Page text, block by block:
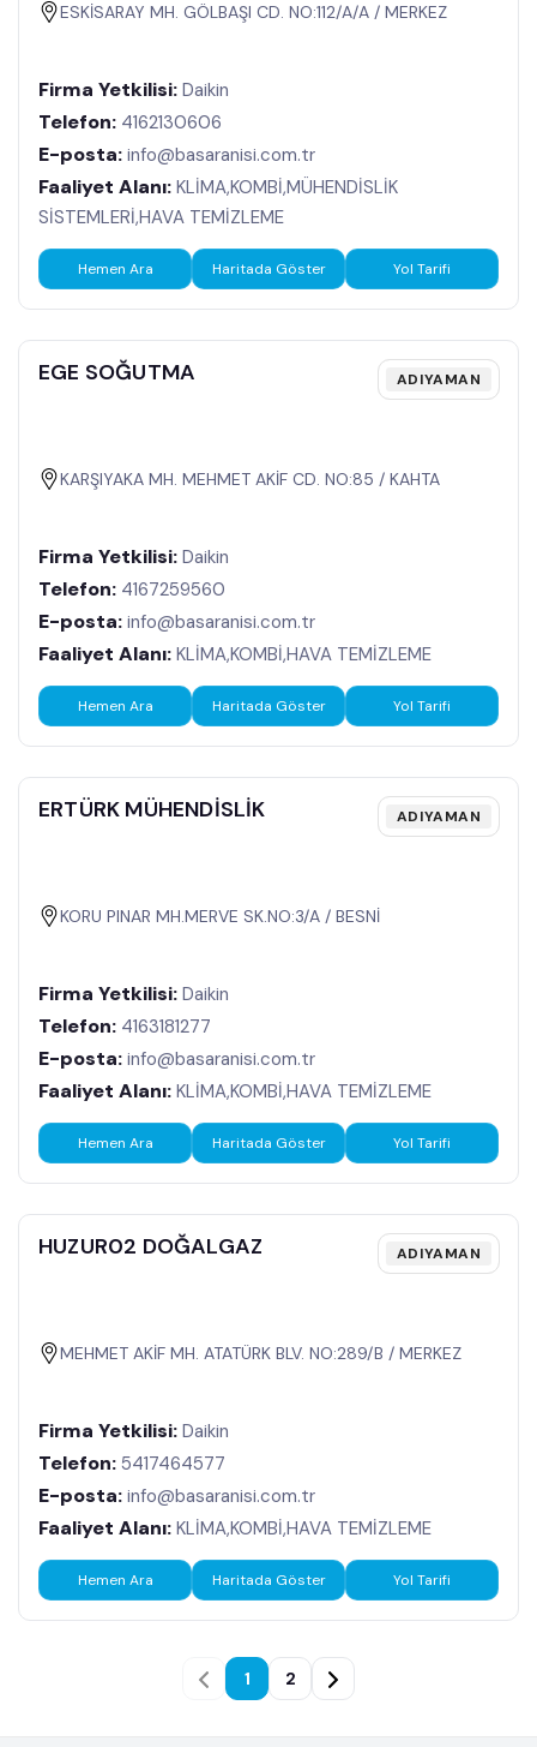
ESKİSARAY MH. GÖLBAŞI CD. NO:112/A/A / MERKEZ
Firma Yetkilisi: Daikin
Telefon: 4162130606
E-posta: info@basaranisi.com.tr
Faaliyet Alanı: KLİMA,KOMBİ,MÜHENDİSLİK
SİSTEMLERİ,HAVA TEMİZLEME
Hemen Ara Haritada Göster Yol Tarifi
ADIYAMAN
EGE SOĞUTMA
KARŞIYAKA MH. MEHMET AKİF CD. NO:85 / KAHTA
Firma Yetkilisi: Daikin
Telefon: 4167259560
E-posta: info@basaranisi.com.tr
Faaliyet Alanı: KLİMA,KOMBİ,HAVA TEMİZLEME
Hemen Ara Haritada Göster Yol Tarifi
ADIYAMAN
ERTÜRK MÜHENDİSLİK
KORU PINAR MH.MERVE SK.NO:3/A / BESNİ
Firma Yetkilisi: Daikin
Telefon: 4163181277
E-posta: info@basaranisi.com.tr
Faaliyet Alanı: KLİMA,KOMBİ,HAVA TEMİZLEME
Hemen Ara Haritada Göster Yol Tarifi
ADIYAMAN
HUZUR02 DOĞALGAZ
MEHMET AKİF MH. ATATÜRK BLV. NO:289/B / MERKEZ
Firma Yetkilisi: Daikin
Telefon: 5417464577
E-posta: info@basaranisi.com.tr
Faaliyet Alanı: KLİMA,KOMBİ,HAVA TEMİZLEME
Hemen Ara Haritada Göster Yol Tarifi
1 2